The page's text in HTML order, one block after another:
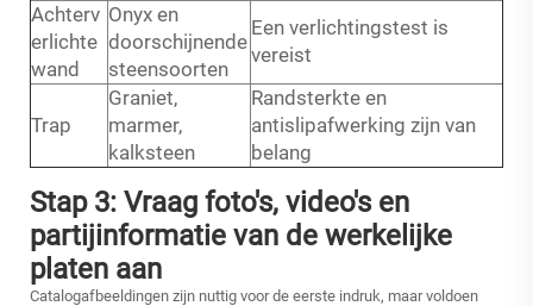
Achterv
erlichte
wand
Onyx en
doorschijnende
steensoorten
Een verlichtingstest is
vereist
Trap
Graniet,
marmer,
kalksteen
Randsterkte en
antislipafwerking zijn van
belang
Stap 3: Vraag foto's, video's en
partijinformatie van de werkelijke
platen aan
Catalogafbeeldingen zijn nuttig voor de eerste indruk, maar voldoen